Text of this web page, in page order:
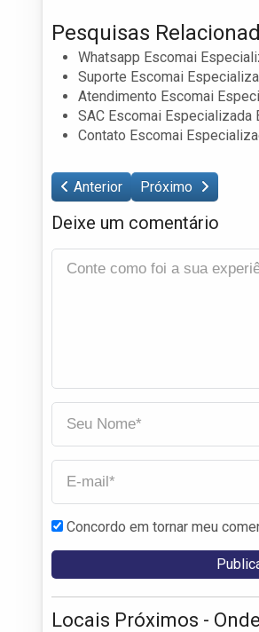
Pesquisas
Whatsapp Escomai
Suporte Escomai
Atendimento Escomai
SAC Escomai Especializada
Contato Escomai
Anterior Próximo
Deixe um comentário
Concordo em tornar meu
Locais Próximos -